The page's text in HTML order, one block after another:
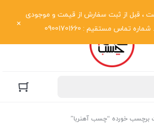
، قبل از ثبت سفارش از قیمت و موجودی
تماس مستقیم : 09001701660
برچسب خورده “چسب آهنربا”